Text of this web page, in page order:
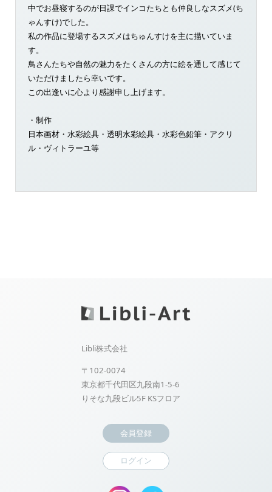
中でお昼寝するのが日課でインコたちとも仲良しなスズメ(ち
ゃんすけ)でした。
私の作品に登場するスズメはちゅんすけを主に描いていま
す。
鳥さんたちや自然の魅力をたくさんの方に絵を通して感じて
いただけましたら幸いです。
この出逢いに心より感謝申し上げます。
・制作
日本画材・水彩絵具・透明水彩絵具・水彩色鉛筆・アクリ
ル・ヴィトラーユ等
Libli株式会社
〒102-0074
東京都千代田区九段南1-5-6
りそな九段ビル5F KSフロア
会員登録
ログイン